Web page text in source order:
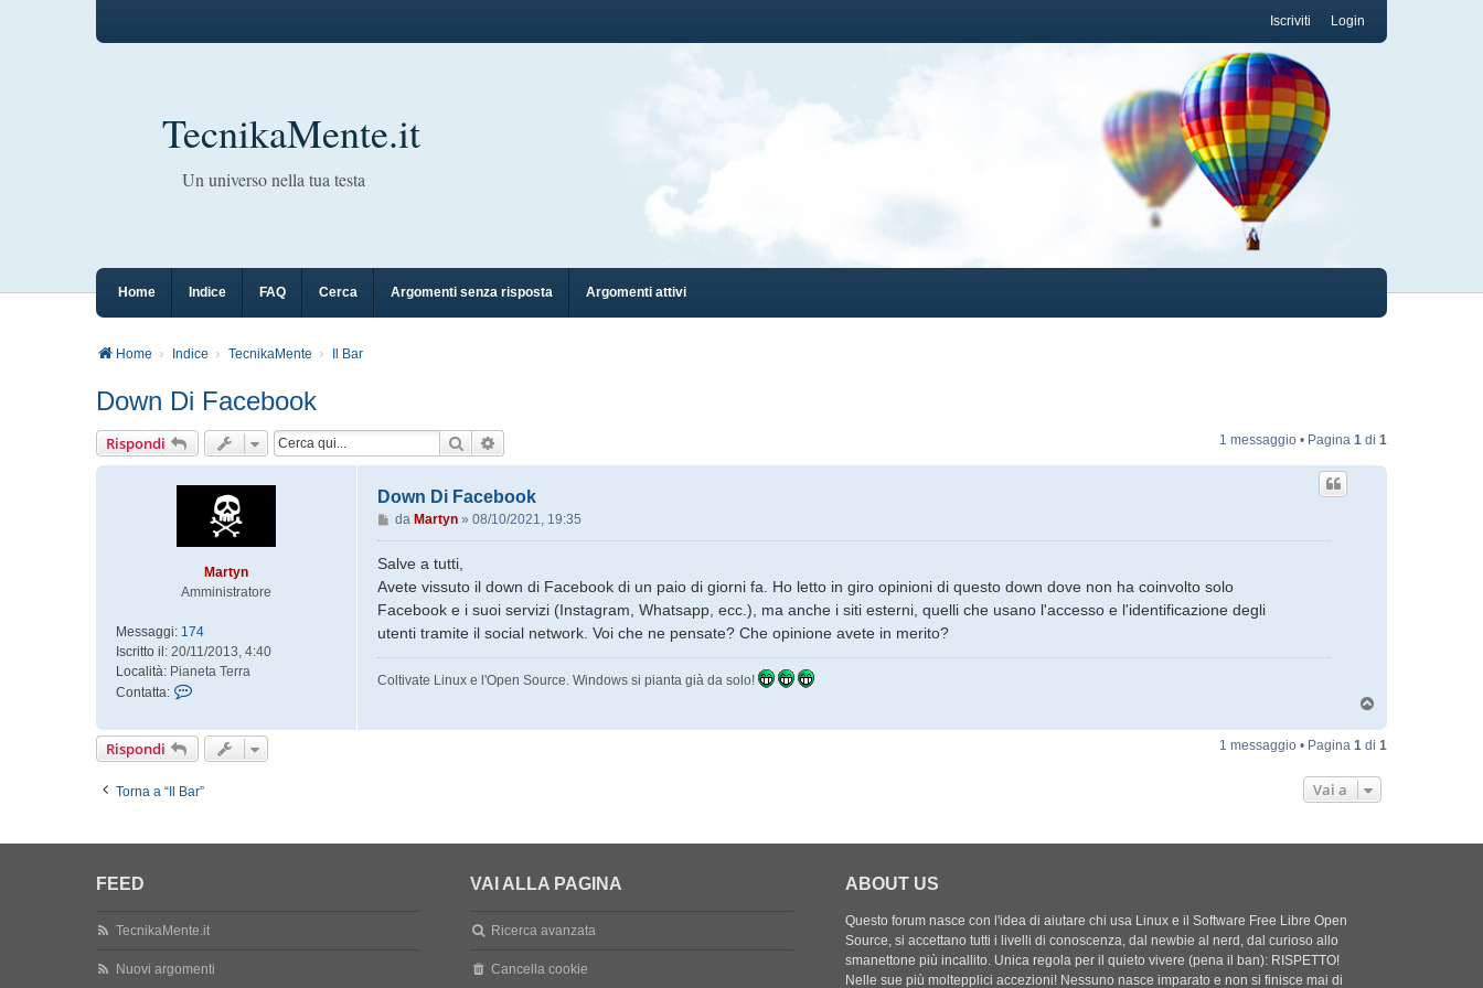
Login
Iscriviti
TecnikaMente.it
Un universo nella tua testa
Home Indice FAQ Cerca Argomenti senza risposta Argomenti attivi
Home Indice TecnikaMente Il Bar
Down Di Facebook
Rispondi Cerca 1 messaggio • Pagina 1 di 1
Martyn
Amministratore
Messaggi: 174
Iscritto il: 20/11/2013, 4:40
Località: Pianeta Terra
Contatta:
n
t
y
Down Di Facebook
M
e
s
g
g
i
o
da Martyn» 08/10/2021, 19:35
Salve a tutti,
Avete vissuto il down di Facebook di un paio di giorni fa. Ho letto in giro opinioni di questo down dove non ha coinvolto solo
Facebook e i suoi servizi (Instagram, Whatsapp, ecc.), ma anche i siti esterni, quelli che usano l'accesso e l'identificazione degli
utenti tramite il social network. Voi che ne pensate? Che opinione avete in merito?
Coltivate Linux e l'Open Source. Windows si pianta già da solo!
p
Rispondi 1 messaggio • Pagina 1 di 1
Torna a “Il Bar” Vai a
FEED
TecnikaMente.it
Nuovi argomenti
VAI ALLA PAGINA
Ricerca avanzata
Cancella cookie
ABOUT US
Questo forum nasce con l'idea di aiutare chi usa Linux e il Software Free Libre Open
Source, si accettano tutti i livelli di conoscenza, dal newbie al nerd, dal curioso allo
smanettone più incallito. Unica regola per il quieto vivere (pena il ban): RISPETTO!
Nelle sue più moltepplici accezioni! Nessuno nasce imparato e non si finisce mai di